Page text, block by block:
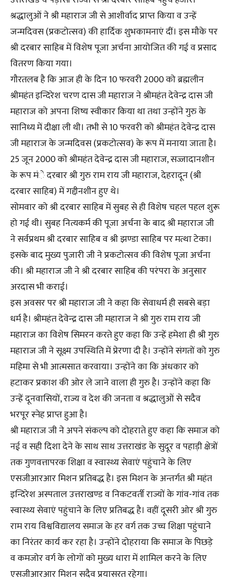
श्रद्धालुओं ने श्री महाराज जी से आशीर्वाद प्राप्त किया व उन्हें
जन्मदिवस (प्रकटोत्सव) की हार्दिक शुभकामनाएं दीं। इस मौके पर
श्री दरबार साहिब में विशेष पूजा अर्चना आयोजित की गई व प्रसाद
वितरण किया गया।
गौरतलब है कि आज ही के दिन 10 फरवरी 2000 को ब्रह्मलीन
श्रीमहंत इन्दिरेश चरण दास जी महाराज ने श्रीमहंत देवेन्द्र दास जी
महाराज को अपना शिष्य स्वीकार किया था तथा उन्होंने गुरु के
सानिध्य में दीक्षा ली थी। तभी से 10 फरवरी को श्रीमहंत देवेन्द्र दास
जी महाराज के जन्मदिवस (प्रकटोत्सव) के रूप में मनाया जाता है।
25 जून 2000 को श्रीमहंत देवेन्द्र दास जी महाराज, सज्जादानशीन
के रूप मंे दरबार श्री गुरु राम राय जी महाराज, देहरादून (श्री
दरबार साहिब) में गद्दीनशीन हुए थे।
सोमवार को श्री दरबार साहिब में सुबह से ही विशेष चहल पहल शुरू
हो गई थी। सुबह नित्यकर्म की पूजा अर्चना के बाद श्री महाराज जी
ने सर्वप्रथम श्री दरबार साहिब व श्री झण्डा साहिब पर मत्था टेका।
इसके बाद मुख्य पुजारी जी ने प्रकटोत्सव की विशेष पूजा अर्चना
की। श्री महाराज जी ने श्री दरबार साहिब की परंपरा के अनुसार
अरदास भी कराई।
इस अवसर पर श्री महाराज जी ने कहा कि सेवाधर्म ही सबसे बड़ा
धर्म है। श्रीमहंत देवेन्द्र दास जी महाराज ने श्री गुरु राम राय जी
महाराज का विशेष सिमरन करते हुए कहा कि उन्हें हमेशा ही श्री गुरु
महाराज जी ने सूक्ष्म उपस्थिति में प्रेरणा दी है। उन्होंने संगतों को गुरु
महिमा से भी आत्मसात करवाया। उन्होंने का कि अंधकार को
हटाकर प्रकाश की ओर ले जाने वाला ही गुरु है। उन्होंने कहा कि
उन्हें दूनवासियों, राज्य व देश की जनता व श्रद्धालुओं से सदैव
भरपूर स्नेह प्राप्त हुआ है।
श्री महाराज जी ने अपने संकल्प को दोहराते हुए कहा कि समाज को
नई व सही दिशा देने के साथ साथ उत्तराखंड के सुदूर व पहाड़ी क्षेत्रों
तक गुणवत्तापरक शिक्षा व स्वास्थ्य सेवाएं पहुंचाने के लिए
एसजीआरआर मिशन प्रतिबद्ध है। इस मिशन के अन्तर्गत श्री महंत
इन्दिरेश अस्पताल उत्तराखण्ड व निकटवर्ती राज्यों के गांव-गांव तक
स्वास्थ्य सेवाएं पहुंचाने के लिए प्रतिबद्ध है। वहीं दूसरी ओर श्री गुरु
राम राय विश्वविद्यालय समाज के हर वर्ग तक उच्च शिक्षा पहुंचाने
का निरंतर कार्य कर रहा है। उन्होंने दोहराया कि समाज के पिछड़े
व कमजोर वर्ग के लोगों को मुख्य धारा में शामिल करने के लिए
एसजीआरआर मिशन सदैव प्रयासरत रहेगा।